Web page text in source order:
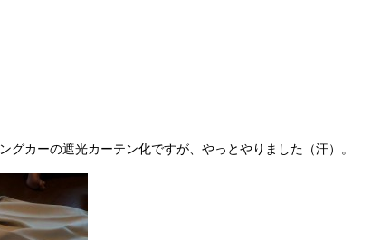
グカーの遮光カーテン化ですが、やっとやりました（汗）。